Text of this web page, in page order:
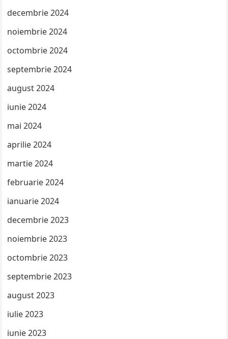
decembrie 2024
noiembrie 2024
octombrie 2024
septembrie 2024
august 2024
iunie 2024
mai 2024
aprilie 2024
martie 2024
februarie 2024
ianuarie 2024
decembrie 2023
noiembrie 2023
octombrie 2023
septembrie 2023
august 2023
iulie 2023
iunie 2023